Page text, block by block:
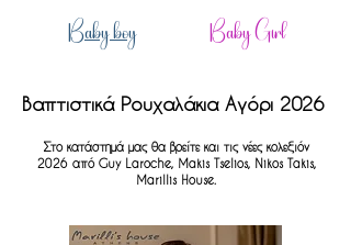
Baby boy Baby Girl
Βαπτιστικά Ρουχαλάκια Αγόρι 2026
Στο κατάστημά μας θα βρείτε και τις νέες κολεξιόν
2026 από Guy Laroche, Makis Tselios, Nikos Takis,
Marillis House.